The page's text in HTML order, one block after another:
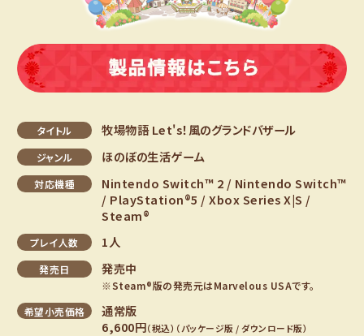
タイトル 牧場物語 Let's！風のグランドバザール
ジャンル ほのぼの生活ゲーム
対応機種
Nintendo Switch™ 2 / Nintendo Switch™
/ PlayStation®5 / Xbox Series X|S /
Steam®
プレイ人数 1人
発売日 発売中
※Steam®版の発売元はMarvelous USAです。
希望小売価格
通常版
6,600円（税込） （パッケージ版 / ダウンロード版）